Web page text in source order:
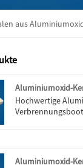
aus
Aluminiumoxid-
Hochwertige
direkt zu einem
Aluminiumoxid-